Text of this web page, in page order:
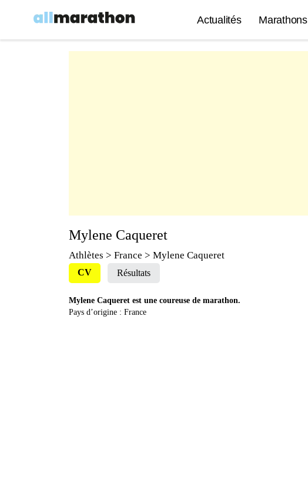
Actualités Marathons
Mylene Caqueret
Athlètes > France > Mylene Caqueret
CV Résultats
Mylene Caqueret est une coureuse de marathon.
Pays d’origine : France